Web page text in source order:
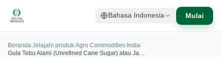
Bahasa Indonesia Mulai
Beranda/Jelajahi produk/Agro Commodities/ India/
Gula Tebu Alami (Unrefined Cane Sugar) atau Jaggery atau Panela